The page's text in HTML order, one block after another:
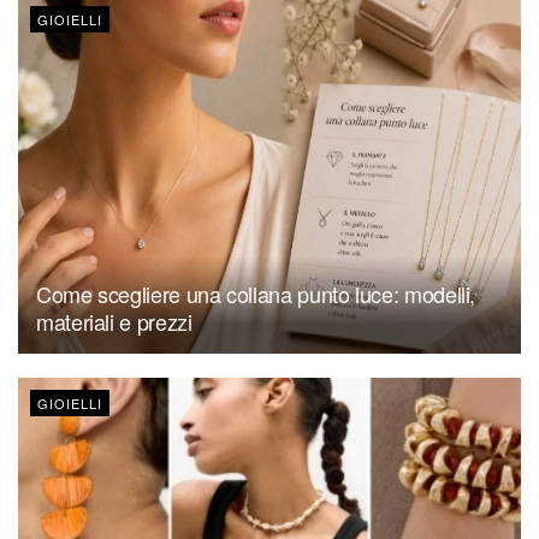
GIOIELLI
Come scegliere una collana punto luce: modelli,
materiali e prezzi
GIOIELLI